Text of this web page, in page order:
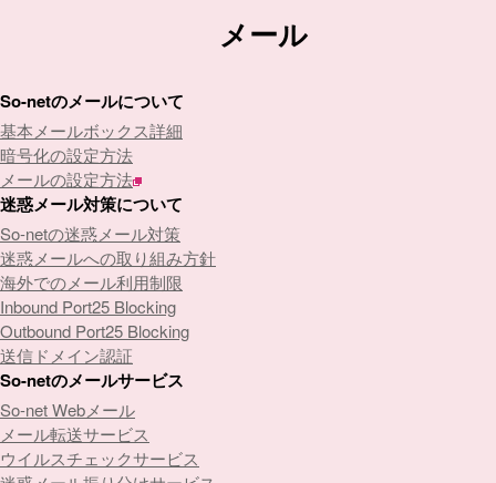
メール
So-netのメールについて
基本メールボックス詳細
暗号化の設定方法
メールの設定方法
迷惑メール対策について
So-netの迷惑メール対策
迷惑メールへの取り組み方針
海外でのメール利用制限
Inbound Port25 Blocking
Outbound Port25 Blocking
送信ドメイン認証
So-netのメールサービス
So-net Webメール
メール転送サービス
ウイルスチェックサービス